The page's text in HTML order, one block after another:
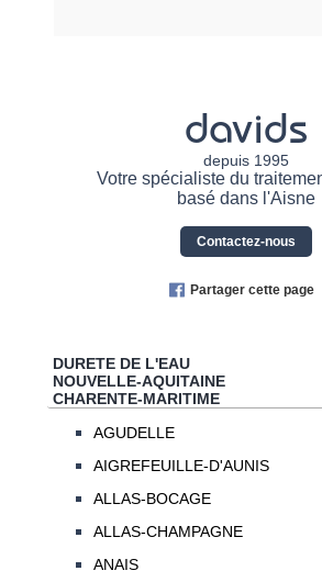
davids
depuis 1995
Votre spécialiste du
basé dans l'Aisne
Contactez-nous
Partager cette page
DURETE DE L'EAU
NOUVELLE-AQUITAINE
CHARENTE-MARITIME
AGUDELLE
AIGREFEUILLE-D'AUNIS
ALLAS-BOCAGE
ALLAS-CHAMPAGNE
ANAIS